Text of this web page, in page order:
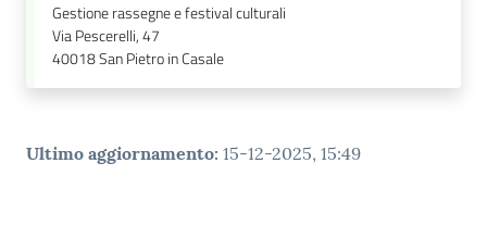
Gestione rassegne e festival culturali
Via Pescerelli, 47
40018San Pietro in Casale
Ultimo aggiornamento: 15-12-2025, 15:49